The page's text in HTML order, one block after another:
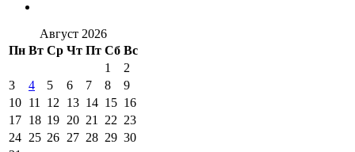
Август 2026
Пн Вт Ср Чт Пт Сб Вс
1
2
3
4 5 6 7 8
9
10 11 12 13 14 15 16
17 18 19 20 21 22 23
24 25 26 27 28 29 30